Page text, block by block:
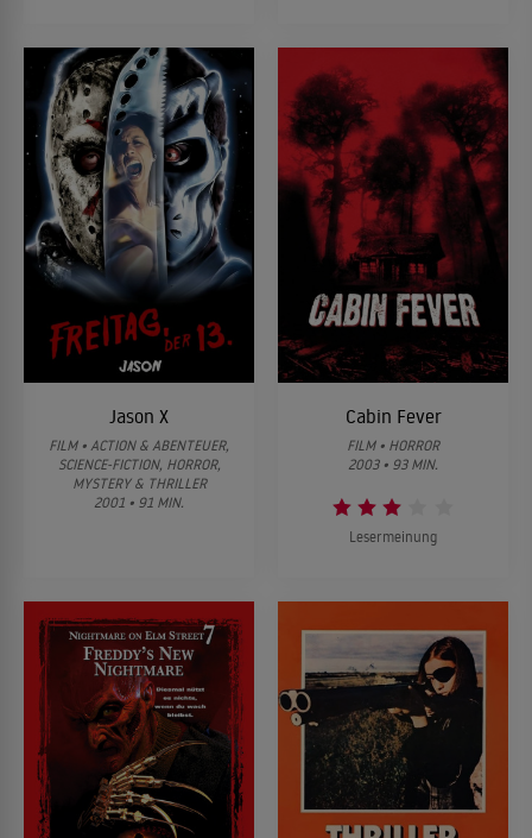
Jason X
FILM • ACTION & ABENTEUER,
SCIENCE-FICTION, HORROR,
MYSTERY & THRILLER
2001 • 91 MIN.
Cabin Fever
FILM • HORROR
2003 • 93 MIN.
Lesermeinung